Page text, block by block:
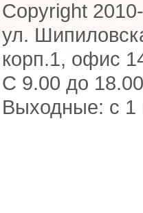
Copyright
ул.
корп.1, офис
С 9.00 до
Выходные: с 1